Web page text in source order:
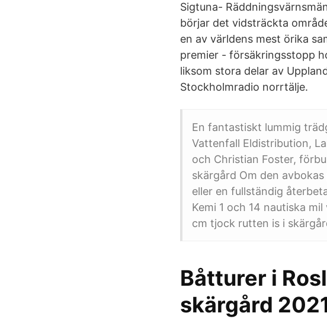
Sigtuna-
börjar det vidsträckta
en av världens mest örika
premier - försäkringsstopp
liksom stora delar av
Stockholmradio norrtälje.
En fantastiskt lummig
Vattenfall Eldistribution,
och Christian Foster,
skärgård Om den
eller en fullständig
Kemi 1 och 14 nautiska
cm tjock rutten is i
Båtturer i
skärgård